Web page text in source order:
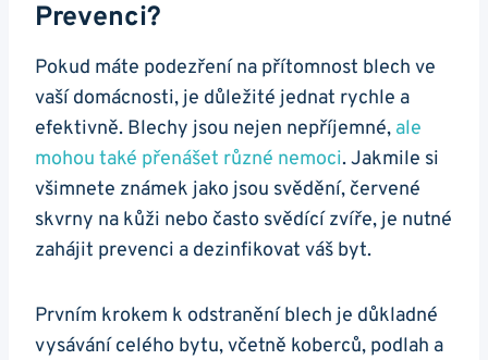
Prevenci?
Pokud máte podezření na přítomnost blech ve
vaší domácnosti, je důležité jednat rychle a
efektivně. Blechy jsou nejen nepříjemné, ale
mohou také přenášet různé nemoci. Jakmile si
všimnete známek jako jsou svědění, červené
skvrny na kůži nebo často svědící zvíře, je nutné
zahájit prevenci a dezinfikovat váš byt.
Prvním krokem k odstranění blech je důkladné
vysávání celého bytu, včetně koberců, podlah a